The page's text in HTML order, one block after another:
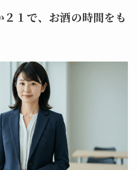
１で、お酒の時間をも